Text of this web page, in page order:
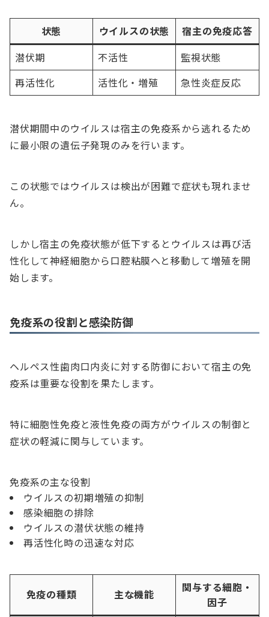
状態 ウイルスの状態
宿主の免疫応答
潜伏期
不活性
監視状態
再活性化
活性化・増殖 急性炎症反応
潜伏期間中のウイルスは宿主の免疫系から逃れるため
に最小限の遺伝子発現のみを行います。
この状態ではウイルスは検出が困難で症状も現れませ
ん。
しかし宿主の免疫状態が低下するとウイルスは再び活
性化して神経細胞から口腔粘膜へと移動して増殖を開
始します。
免疫系の役割と感染防御
ヘルペス性歯肉口内炎に対する防御において宿主の免
疫系は重要な役割を果たします。
特に細胞性免疫と液性免疫の両方がウイルスの制御と
症状の軽減に関与しています。
免疫系の主な役割
ウイルスの初期増殖の抑制
感染細胞の排除
ウイルスの潜伏状態の維持
再活性化時の迅速な対応
免疫の種類 主な機能
関与する細胞・
因子